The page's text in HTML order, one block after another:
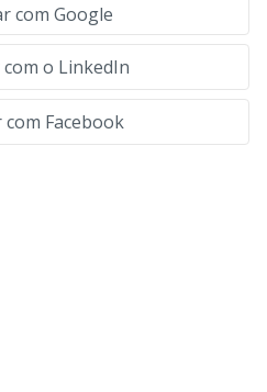
com Google
o LinkedIn
Facebook